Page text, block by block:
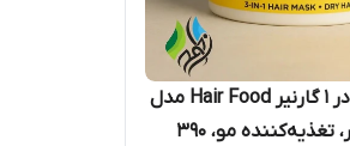
ماسک مو 3 در 1 گارنیر Hair Food مدل
موز و شی‌باتر، تغذیه‌کننده مو، 390